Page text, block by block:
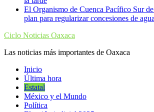
El Organismo de Cuenca Pacífico Sur
plan para regularizar concesiones de
Ciclo Noticias Oaxaca
Las noticias más importantes de Oaxaca
Inicio
Última hora
Estatal
México y el Mundo
Política